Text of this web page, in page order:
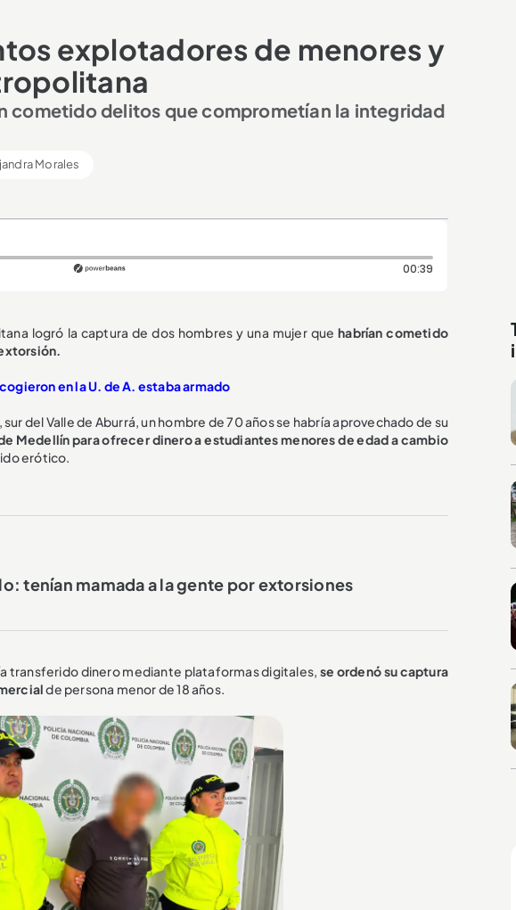
explotadores de menores y
cometido delitos que comprometían la integridad
Morales
00:39Duración: 39
logró la captura de dos hombres y una mujer quehabrían cometido
en la U. de A. estaba armado
, sur del Valle de Aburrá, un hombre de 70 años se habría aprovechado de su
Medellín para ofrecer dinero a estudiantes menores de edad a cambio
erótico.
tenían mamada a la gente por extorsiones
transferido dinero mediante plataformas digitales, se ordenó su captura
de persona menor de 18 años.